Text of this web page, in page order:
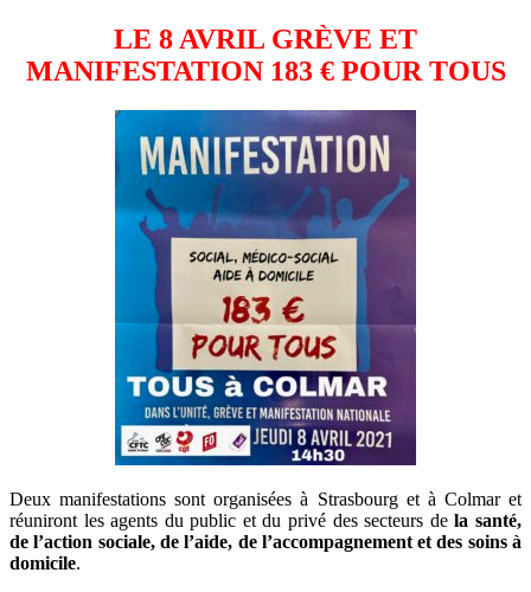
LE 8 AVRIL GRÈVE ET
MANIFESTATION 183 € POUR TOUS
Deux manifestations sont organisées à Strasbourg et à Colmar et
réuniront les agents du public et du privé des secteurs dela santé,
de l’action sociale, de l’aide, de l’accompagnement et des soins à
domicile.